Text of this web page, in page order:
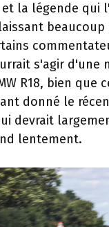
la légende qui
beaucoup
s'agir d'une
R18, bien que
donné le
devrait
lentement.